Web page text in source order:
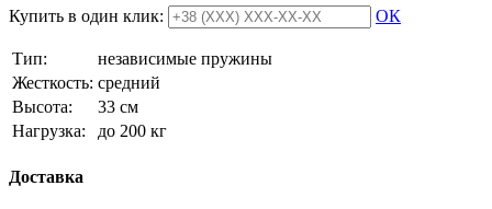
Купить в один клик: ОК
Тип:
независимые пружины
Жесткость: средний
Высотa:
33 см
Нагрузка:
до 200 кг
Доставка